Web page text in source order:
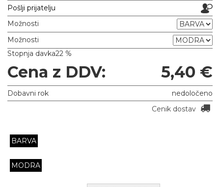
Pošlji prijatelju
Možnosti
Možnosti
Stopnja davka22 %
Cena z DDV: 5,40 €
Dobavni rok
nedoločeno
Cenik dostav
BARVA
MODRA